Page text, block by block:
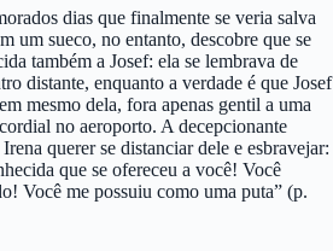
dias que finalmente se veria salva
um sueco, no entanto, descobre que se
também a Josef: ela se lembrava de
distante, enquanto a verdade é que Josef
mesmo dela, fora apenas gentil a uma
no aeroporto. A decepcionante
querer se distanciar dele e esbravejar:
que se ofereceu a você! Você
Você me possuiu como uma puta” (p.